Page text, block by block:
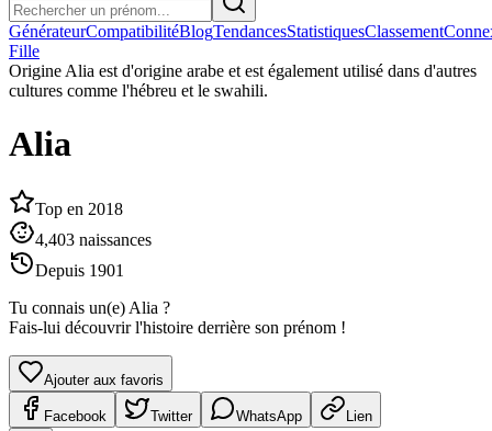
GénérateurCompatibilitéBlogTendancesStatistiquesClassement
Fille
Origine Alia est d'origine arabe et est également utilisé dans d'autres
cultures comme l'hébreu et le swahili.
Alia
Top en 2018
4,403 naissances
Depuis 1901
Tu connais un(e) Alia ?
Fais-lui découvrir l'histoire derrière son prénom !
Ajouter aux favoris
Facebook Twitter WhatsApp Lien